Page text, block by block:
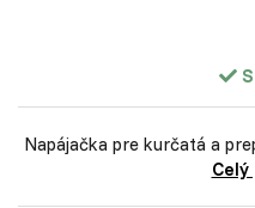
Napájačka pre kurčatá a
Celý